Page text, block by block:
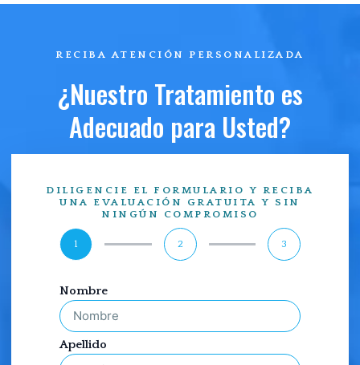
RECIBA ATENCIÓN PERSONALIZADA
¿Nuestro Tratamiento es
Adecuado para Usted?
DILIGENCIE EL FORMULARIO Y RECIBA
UNA EVALUACIÓN GRATUITA Y SIN
NINGÚN COMPROMISO
1 2 3
Nombre
Apellido